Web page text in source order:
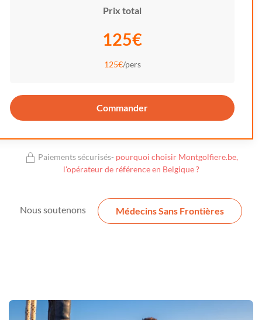
Prix total
125€
125€/pers
Commander
Paiements sécurisés- pourquoi choisir Montgolfiere.be,
l'opérateur de référence en Belgique ?
Nous soutenons Médecins Sans Frontières